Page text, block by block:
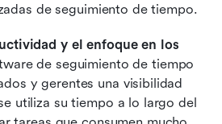
de seguimiento de tiempo.
y el enfoque en los
de seguimiento de tiempo
y gerentes una visibilidad
utiliza su tiempo a lo largo del